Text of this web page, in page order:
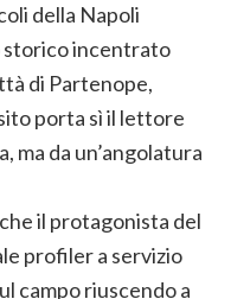
della Napoli
storico incentrato
di Partenope,
porta sì il lettore
ma da un’angolatura
il protagonista del
profiler a servizio
campo riuscendo a